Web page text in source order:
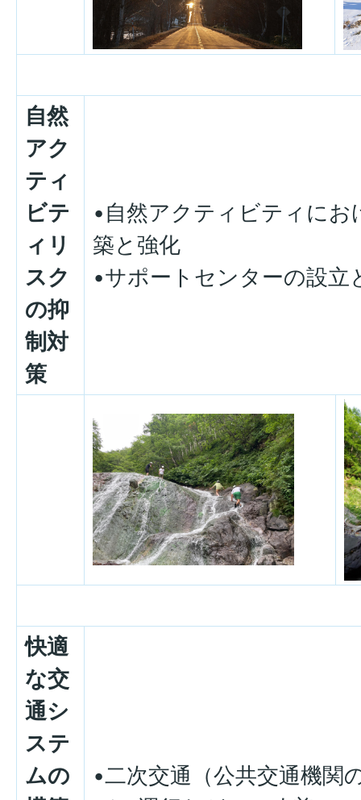
自然
アク
ティ
ビテ
ィリ
スク
の抑
制対
策
•自然アクティビティにお
築と強化
•サポートセンターの設立
快適
な交
通シ
ステ
ムの
•二次交通（公共交通機関